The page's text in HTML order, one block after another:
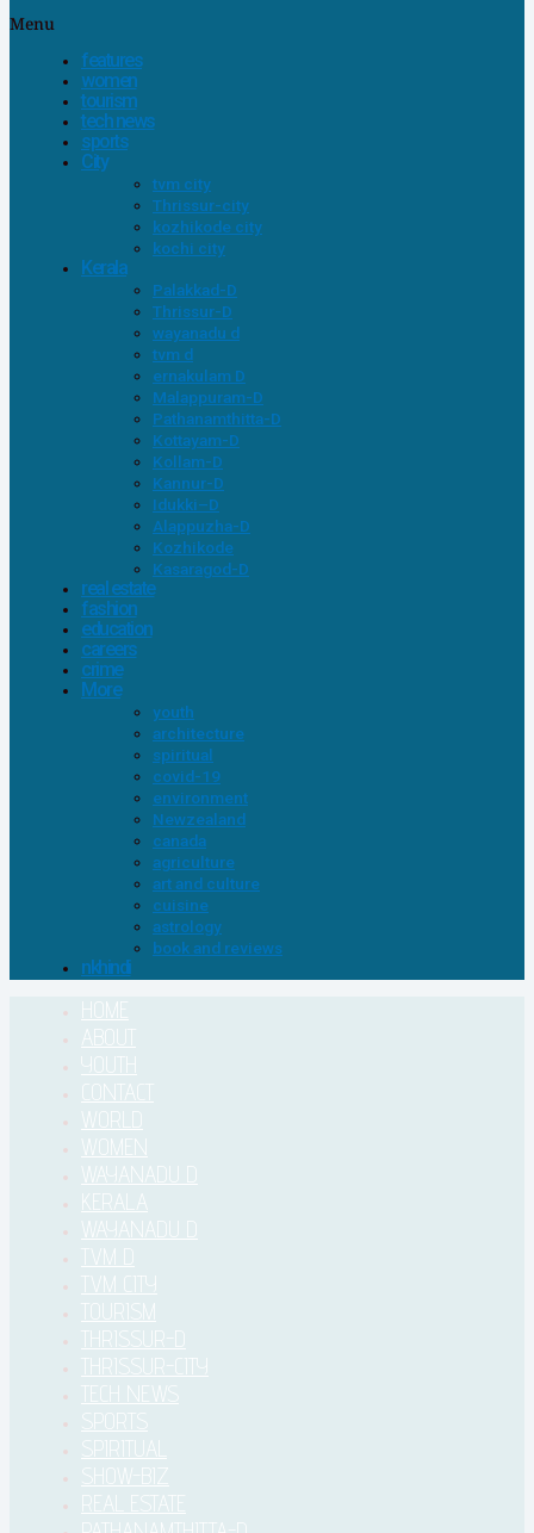
Menu
features
women
tourism
tech news
sports
City
tvm city
Thrissur-city
kozhikode city
kochi city
Kerala
Palakkad-D
Thrissur-D
wayanadu d
tvm d
ernakulam D
Malappuram-D
Pathanamthitta-D
Kottayam-D
Kollam-D
Kannur-D
Idukki–D
Alappuzha-D
Kozhikode
Kasaragod-D
real estate
fashion
education
careers
crime
More
youth
architecture
spiritual
covid-19
environment
Newzealand
canada
agriculture
art and culture
cuisine
astrology
book and reviews
nkhindi
HOME
ABOUT
YOUTH
CONTACT
WORLD
WOMEN
WAYANADU D
KERALA
WAYANADU D
TVM D
TVM CITY
TOURISM
THRISSUR-D
THRISSUR-CITY
TECH NEWS
SPORTS
SPIRITUAL
SHOW-BIZ
REAL ESTATE